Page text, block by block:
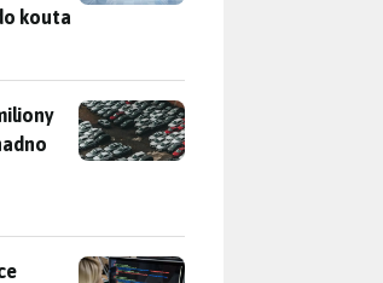
kouta
aut: Hackeři mohou snadno otevřít
sebere práci a komu ne: Vývojář